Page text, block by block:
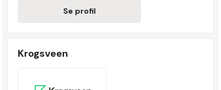
Se profil
Krogsveen